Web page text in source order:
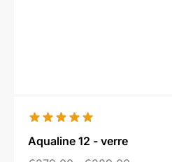
Aqualine 12 - verre